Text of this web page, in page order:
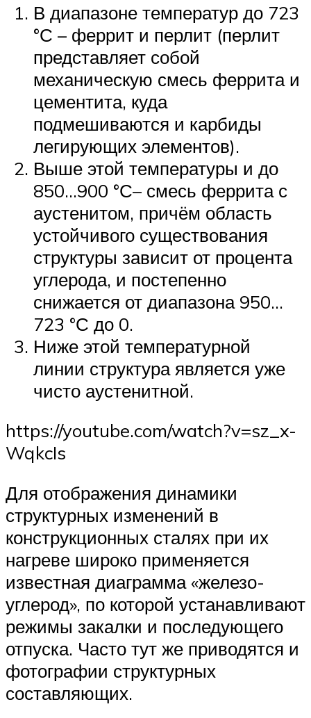
В диапазоне температур до 723
°С – феррит и перлит (перлит
представляет собой
механическую смесь феррита и
цементита, куда
подмешиваются и карбиды
легирующих элементов).
Выше этой температуры и до
850…900 °С– смесь феррита с
аустенитом, причём область
устойчивого существования
структуры зависит от процента
углерода, и постепенно
снижается от диапазона 950…
723 °С до 0.
Ниже этой температурной
линии структура является уже
чисто аустенитной.
https://youtube.com/watch?v=sz_x-
WqkcIs
Для отображения динамики
структурных изменений в
конструкционных сталях при их
нагреве широко применяется
известная диаграмма «железо-
углерод», по которой устанавливают
режимы закалки и последующего
отпуска. Часто тут же приводятся и
фотографии структурных
составляющих.